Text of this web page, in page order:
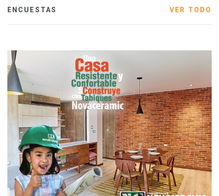
ENCUESTAS VER TODO